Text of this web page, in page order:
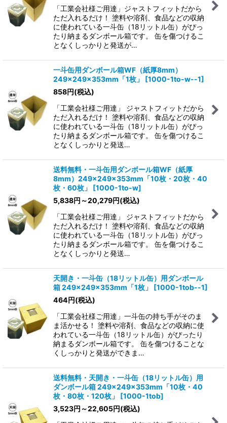
「工業会社様ご用達」ジャストフィットだから
ただ入れるだけ！ 塗料や溶剤、食品などの収納
に使われている一斗缶（18リットル缶）がぴっ
たり納まるダンボール箱です。 缶を傷つけるこ
となくしっかりと発送が…
一斗缶用ダンボール箱WF（紙厚8mm）
249×249×353mm「1枚」
[1000-1to-w--1]
858円(税込)
「工業会社様ご用達」 ジャストフィットだから
ただ入れるだけ！ 塗料や溶剤、食品などの収納
に使われている一斗缶（18リットル缶）がぴっ
たり納まるダンボール箱です。 缶を傷つけるこ
となくしっかりと発送…
送料無料・一斗缶用ダンボール箱WF（紙厚
8mm）249×249×353mm「10枚・20枚・40
枚・60枚」
[1000-1to-w]
5,838円 ～20,279円(税込)
「工業会社様ご用達」 ジャストフィットだから
ただ入れるだけ！ 塗料や溶剤、食品などの収納
に使われている一斗缶（18リットル缶）がぴっ
たり納まるダンボール箱です。 缶を傷つけるこ
となくしっかりと発送…
天開き・一斗缶（18リットル缶）用ダンボール
箱 249×249×353mm「1枚」
[1000-1tob--1]
464円(税込)
「工業会社様ご用達」一斗缶の持ち手がそのま
ま活かせる！ 塗料や溶剤、食品などの収納に使
われている一斗缶（18リットル缶）がぴったり
納まるダンボール箱です。 缶を傷つけることな
くしっかりと発送ができま…
送料無料・天開き・一斗缶（18リットル缶）用
ダンボール箱 249×249×353mm「10枚・40
枚・80枚・120枚」
[1000-1tob]
3,523円 ～22,605円(税込)